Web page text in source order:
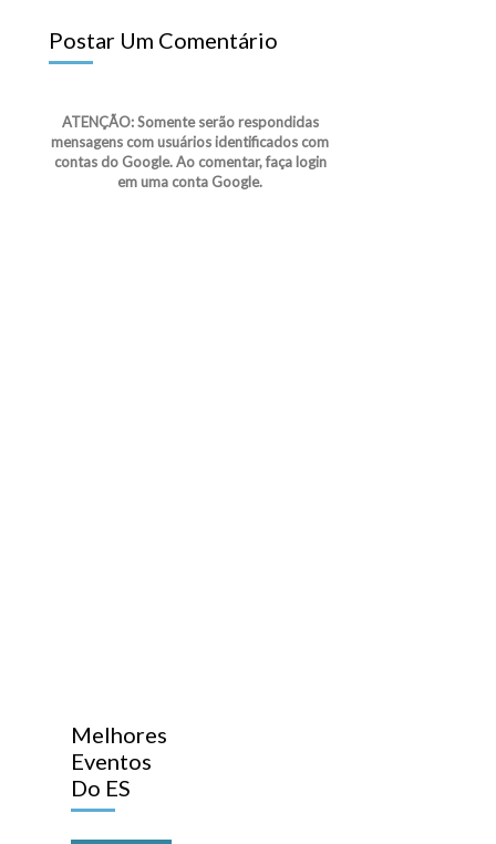
Postar Um Comentário
ATENÇÃO: Somente serão respondidas
mensagens com usuários identificados com
contas do Google. Ao comentar, faça login
em uma conta Google.
Melhores
Eventos
Do ES